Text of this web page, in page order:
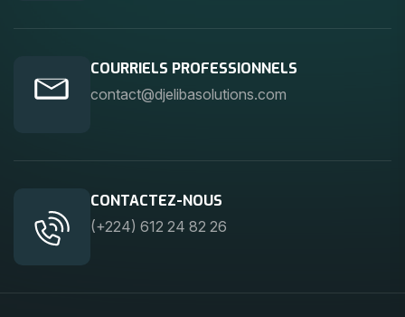
COURRIELS PROFESSIONNELS
contact@djelibasolutions.com
CONTACTEZ-NOUS
(+224) 612 24 82 26